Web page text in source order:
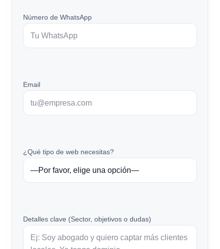
Número de WhatsApp
Email
¿Qué tipo de web necesitas?
Detalles clave (Sector, objetivos o dudas)